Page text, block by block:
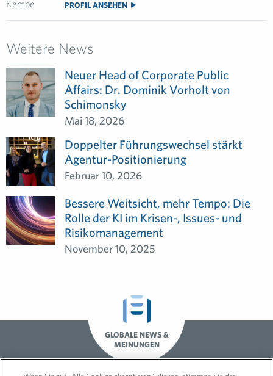
PROFIL ANSEHEN
Weitere News
Neuer Head of Corporate Public
Affairs: Dr. Dominik Vorholt von
Schimonsky
Mai 18, 2026
Doppelter Führungswechsel stärkt
Agentur-Positionierung
Februar 10, 2026
Bessere Weitsicht, mehr Tempo: Die
Rolle der KI im Krisen-, Issues- und
Risikomanagement
November 10, 2025
GLOBALE NEWS &
MEINUNGEN